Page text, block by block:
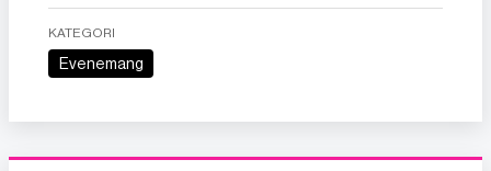
KATEGORI
Evenemang